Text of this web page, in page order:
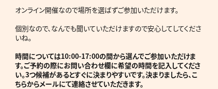
オンライン開催なので場所を選ばずご参加いただけます。
個別なので、なんでも聞いていただけますので安心してしてくださ
いね。
時間については10:00-17:00の間から選んでご参加いただけま
す。ご予約の際にお問い合わせ欄に希望の時間を記入してくださ
い。3つ候補があるとすぐに決まりやすいです。決まりましたら、こ
ちらからメールにて連絡させていただきます。